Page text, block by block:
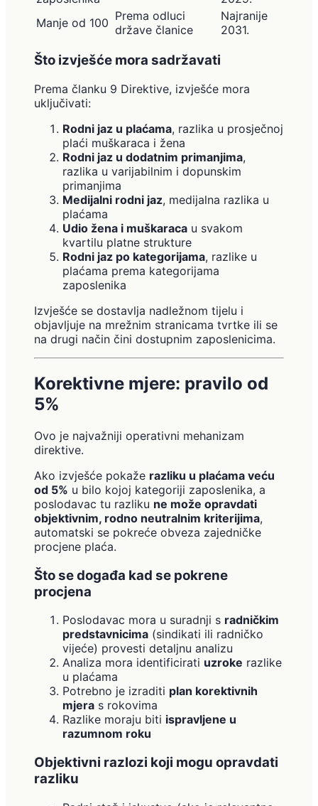
Manje od 100 Prema odluci
države članice
Najranije
2031.
Što izvješće mora sadržavati
Prema članku 9 Direktive, izvješće mora
uključivati:
Rodni jaz u plaćama, razlika u prosječnoj
plaći muškaraca i žena
Rodni jaz u dodatnim primanjima,
razlika u varijabilnim i dopunskim
primanjima
Medijalni rodni jaz, medijalna razlika u
plaćama
Udio žena i muškaraca u svakom
kvartilu platne strukture
Rodni jaz po kategorijama, razlike u
plaćama prema kategorijama
zaposlenika
Izvješće se dostavlja nadležnom tijelu i
objavljuje na mrežnim stranicama tvrtke ili se
na drugi način čini dostupnim zaposlenicima.
Korektivne mjere: pravilo od
5%
Ovo je najvažniji operativni mehanizam
direktive.
Ako izvješće pokaže razliku u plaćama veću
od 5% u bilo kojoj kategoriji zaposlenika, a
poslodavac tu razliku ne može opravdati
objektivnim, rodno neutralnim kriterijima,
automatski se pokreće obveza zajedničke
procjene plaća.
Što se događa kad se pokrene
procjena
Poslodavac mora u suradnji s radničkim
predstavnicima (sindikati ili radničko
vijeće) provesti detaljnu analizu
Analiza mora identificirati uzroke razlike
u plaćama
Potrebno je izraditi plan korektivnih
mjera s rokovima
Razlike moraju biti ispravljene u
razumnom roku
Objektivni razlozi koji mogu opravdati
razliku